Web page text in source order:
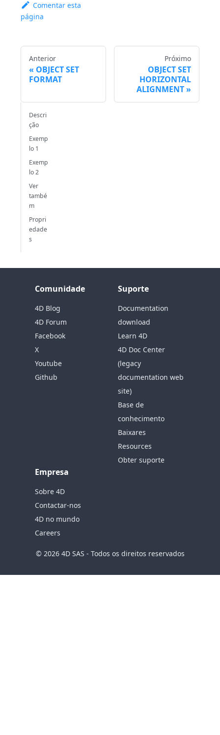
Comentar esta
página
Anterior
OBJECT SET
FORMAT
Próximo
OBJECT SET
HORIZONTAL
ALIGNMENT
Descri
ção
Exemp
lo 1
Exemp
lo 2
Ver
també
m
Propri
edade
s
Comunidade
4D Blog
4D Forum
Facebook
X
Youtube
Github
Suporte
Documentation
download
Learn 4D
4D Doc Center
(legacy
documentation web
site)
Base de
conhecimento
Baixares
Resources
Obter suporte
Empresa
Sobre 4D
Contactar-nos
4D no mundo
Careers
© 2026 4D SAS - Todos os direitos reservados